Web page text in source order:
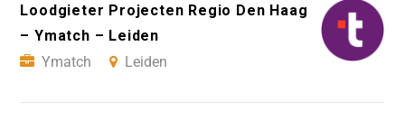
Loodgieter Projecten Regio Den Haag
– Ymatch – Leiden
Ymatch
Leiden